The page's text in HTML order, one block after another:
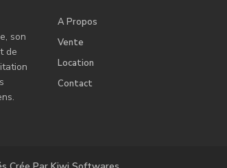
son
de
A Propos
Vente
Location
Contact